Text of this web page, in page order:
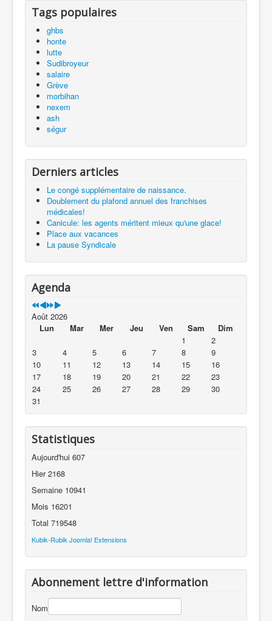
Tags populaires
ghbs
honte
lutte
Sudibroyeur
salaire
Grève
morbihan
nexem
ash
ségur
Derniers articles
Le congé supplémentaire de naissance.
Doublement du plafond annuel des franchises
médicales!
Canicule: les agents méritent mieux qu'une glace!
Place aux vacances
La pause Syndicale
Agenda
Août 2026
Lun
Mar Mer Jeu Ven Sam
Dim
1
2
3
4 5 6 7 8
9
10
11 12 13 14 15
16
17
18 19 20 21 22
23
24
25 26 27 28 29
30
31
Statistiques
Aujourd'hui 607
Hier2168
Semaine 10941
Mois 16201
Total 719548
Kubik-Rubik Joomla! Extensions
Abonnement lettre d'information
Nom